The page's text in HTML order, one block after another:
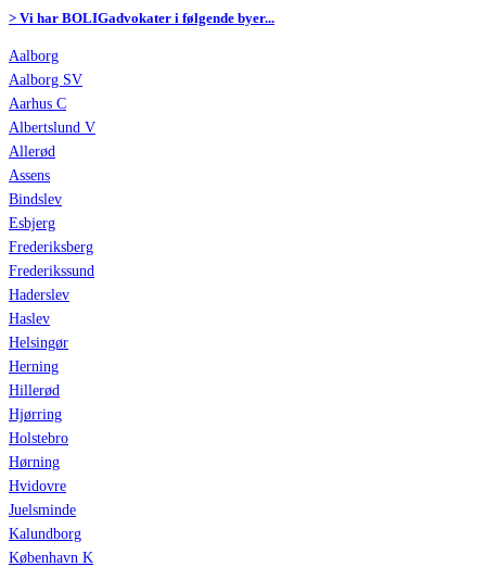
> Vi har BOLIGadvokater i følgende byer...
Aalborg
Aalborg SV
Aarhus C
Albertslund V
Allerød
Assens
Bindslev
Esbjerg
Frederiksberg
Frederikssund
Haderslev
Haslev
Helsingør
Herning
Hillerød
Hjørring
Holstebro
Hørning
Hvidovre
Juelsminde
Kalundborg
København K